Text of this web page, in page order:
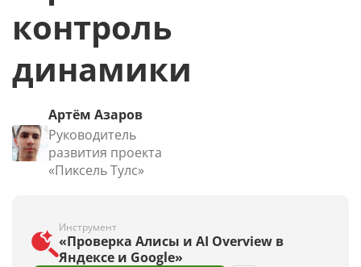
контроль
динамики
Артём Азаров
Руководитель
развития проекта
«Пиксель Тулс»
Инструмент
«Проверка Алисы и AI Overview в
Яндексе и Google»